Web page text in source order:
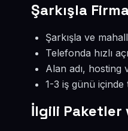
Şarkışla
Şarkışla ve
Telefonda hızlı
Alan adı, hosting
1-3 iş günü
İlgili Paketler